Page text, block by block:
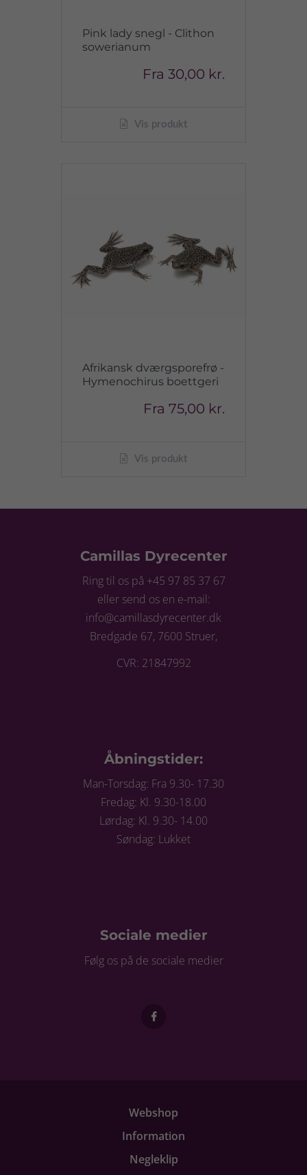
Pink lady snegl - Clithon
sowerianum
Fra 30,00 kr.
Vis produkt
Afrikansk dværgsporefrø -
Hymenochirus boettgeri
Fra 75,00 kr.
Vis produkt
Camillas Dyrecenter
Ring til os på +45 97 85 37 67
eller send os en e-mail:
info@camillasdyrecenter.dk
Bredgade 67, 7600 Struer,
CVR: 21847992
Åbningstider:
Man-Torsdag: Fra 9.30- 17.30
Fredag: Kl. 9.30-18.00
Lørdag: Kl. 9.30- 14.00
Søndag: Lukket
Sociale medier
Følg os på de sociale medier
Webshop
Information
Negleklip